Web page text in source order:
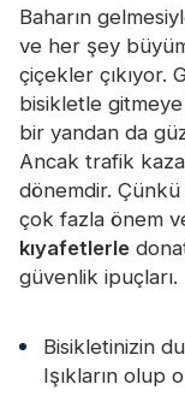
Güvenlik
Karanlıkta
Endüstriyel
CHINASTARS
Yeni ürün
Sertifika
Video
Baharın
ve her şey
çiçekler çıkıyor.
bisikletle
bir yandan da
Ancak trafik
dönemdir.
çok fazla önem
kıyafetlerle
güvenlik ipuçları.
Bisikletinizin
Işıkların olup